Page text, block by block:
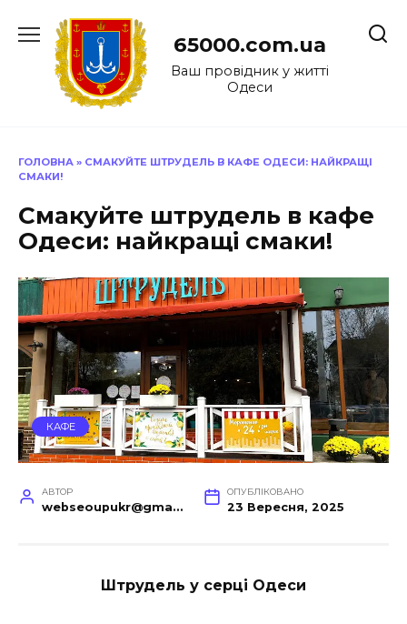
до
65000.com.ua
Ваш провідник у житті
Одеси
ГОЛОВНА » СМАКУЙТЕ ШТРУДЕЛЬ В КАФЕ ОДЕСИ: НАЙКРАЩІ
СМАКИ!
Смакуйте штрудель в кафе
Одеси: найкращі смаки!
КАФЕ
АВТОР
webseoupukr@gmail.com
ОПУБЛІКОВАНО
23 Вересня, 2025
Штрудель у серці Одеси